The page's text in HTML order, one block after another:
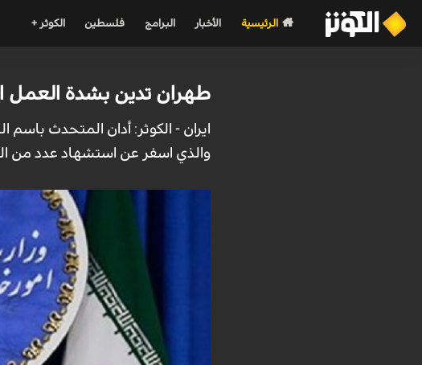
الرئيسية الأخبار البرامج فلسطين الكوثر +
طهران تدين بشدة العمل
ايران - الكوثر: أدان المتحدث
والذي اسفر عن استشهاد عدد من